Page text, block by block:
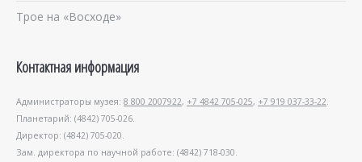
Трое на «Восходе»
Контактная информация
Администраторы музея: 8 800 2007922, +7 4842 705-025, +7 919 037-33-22.
Планетарий: (4842) 705-026.
Директор: (4842) 705-020.
Зам. директора по научной работе: (4842) 718-030.